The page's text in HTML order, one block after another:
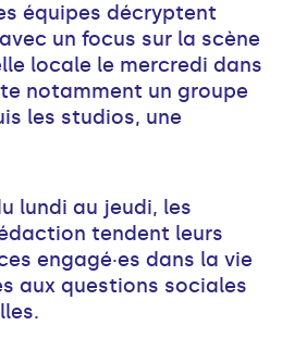
équipes décryptent
un focus sur la scène
locale le mercredi dans
notamment un groupe
les studios, une
lundi au jeudi, les
tendent leurs
engagé·es dans la vie
aux questions sociales